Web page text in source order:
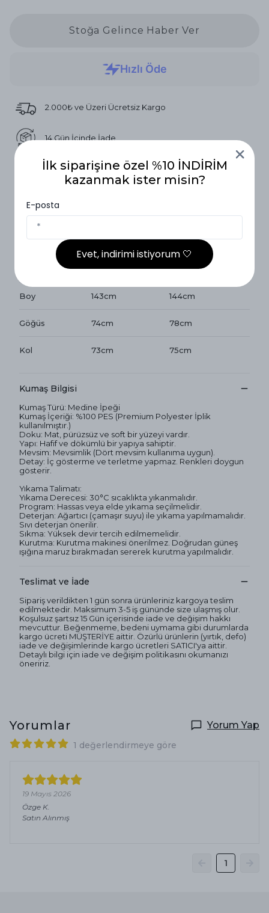
Stoğa Gelince Haber Ver
2.000₺ ve Üzeri Ücretsiz Kargo
14 Gün İçinde İade
Vade Farksız 3 Taksit
Ürün Açıklaması
Beden Ölçüleri
Beden Ölçüleri1 Beden ( 36-42)2 Beden (40-46)
Boy 143cm 144cm
Göğüs 74cm 78cm
Kol 73cm 75cm
Kumaş Bilgisi
Kumaş Türü: Medine İpeği
Kumaş İçeriği: %100 PES (Premium Polyester İplik
kullanılmıştır.)
Doku: Mat, pürüzsüz ve soft bir yüzeyi vardır.
Yapı: Hafif ve dökümlü bir yapıya sahiptir.
Mevsim: Mevsimlik (Dört mevsim kullanıma uygun).
Detay: İç gösterme ve terletme yapmaz. Renkleri doygun
gösterir.
Yıkama Talimatı:
Yıkama Derecesi: 30°C sıcaklıkta yıkanmalıdır.
Program: Hassas veya elde yıkama seçilmelidir.
Deterjan: Ağartıcı (çamaşır suyu) ile yıkama yapılmamalıdır.
Sıvı deterjan önerilir.
Sıkma: Yüksek devir tercih edilmemelidir.
Kurutma: Kurutma makinesi önerilmez. Doğrudan güneş
ışığına maruz bırakmadan sererek kurutma yapılmalıdır.
Teslimat ve İade
Sipariş verildikten 1 gün sonra ürünleriniz kargoya teslim
edilmektedir. Maksimum 3-5 iş gününde size ulaşmış olur.
Koşulsuz şartsız 15 Gün içerisinde iade ve değişim hakkı
mevcuttur. Beğenmeme, bedeni uymama gibi durumlarda
kargo ücreti MÜŞTERİYE aittir. Özürlü ürünlerin (yırtık, defo)
iade ve değişimlerinde kargo ücretleri SATICI'ya aittir.
Detaylı bilgi için iade ve değişim politikasını okumanızı
öneririz.
Yorumlar Yorum Yap
1 değerlendirmeye göre
19 Mayıs 2026
Özge K.
Satın Alınmış
1
İlk siparişine özel %10 İNDİRİM
kazanmak ister misin?
E-posta
Evet, indirimi istiyorum 🤍